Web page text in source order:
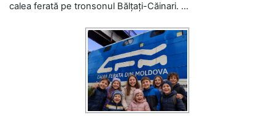
calea ferată pe tronsonul Bălțați-Căinari. ...